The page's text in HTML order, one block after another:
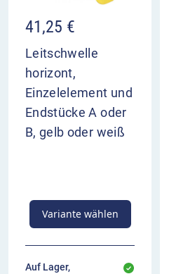
41,25 €
Leitschwelle
horizont,
Einzelelement und
Endstücke A oder
B, gelb oder weiß
Variante wählen
Auf Lager,